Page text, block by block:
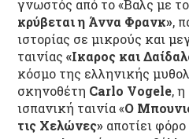
γνωστός από το «Βαλς με
κρύβεται η Άννα Φρανκ»,
ιστορίας σε μικρούς και
ταινίας«Ικαρος και
κόσμο της ελληνικής
σκηνοθέτη Carlo Vogele,
ισπανική ταινία «Ο
τις Xελώνες» αποτίει